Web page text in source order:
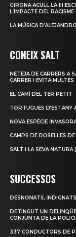
GIRONA ACULL LA III
L’IMPACTE DEL
LA MÚSICA
CONEIX SALT
NETEJA DE CARRERS A
CARRER I EVITA MULTES
EL CAMÍ DEL TER PETIT
TORTUGUES D’ESTANY
NOVA ESPÈCIE
CAMPS DE ROSELLES
SALT I LA SEVA NATURA
SUCCESSOS
DESNONATS,
DETINGUT UN
CONJUNTA DE LA
337 CONDUCTORS DE